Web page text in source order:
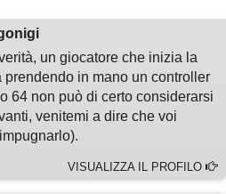
un giocatore che inizia la
prendendo in mano un controller
64 non può di certo considerarsi
venitemi a dire che voi
VISUALIZZA IL PROFILO